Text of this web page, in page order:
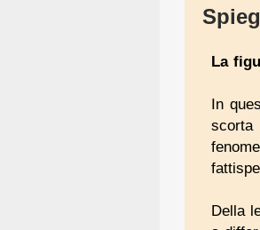
La
In
scorta
Della